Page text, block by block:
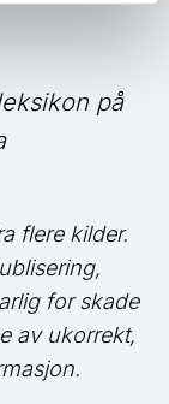
på
flere kilder.
for skade
av ukorrekt,